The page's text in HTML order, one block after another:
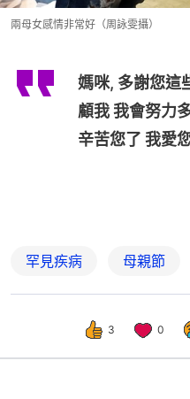
兩母女感情非常好（周詠雯攝）
媽咪, 多謝您這
顧我 我會努力
辛苦您了 我愛
罕見疾病 母親節
3 0